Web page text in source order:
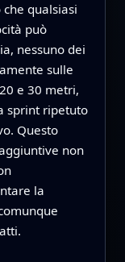
qualsiasi
può
nessuno dei
sulle
e 30 metri,
sprint ripetuto
Questo
non
la